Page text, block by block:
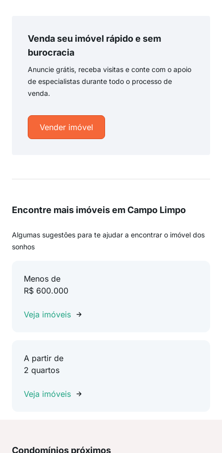
Venda seu imóvel rápido e sem
burocracia
Anuncie grátis, receba visitas e conte com o apoio
de especialistas durante todo o processo de
venda.
Vender imóvel
Encontre mais imóveis em Campo Limpo
Algumas sugestões para te ajudar a encontrar o imóvel dos
sonhos
Menos de
R$ 600.000
Veja imóveis
A partir de
2 quartos
Veja imóveis
Condomínios próximos